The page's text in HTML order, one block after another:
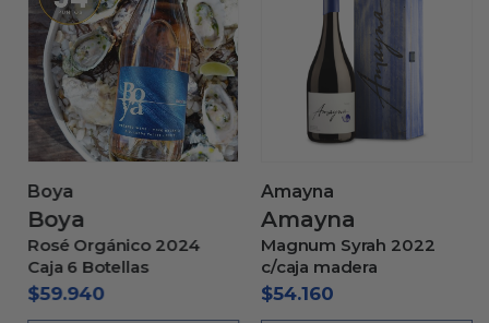
Boya
Boya
Rosé Orgánico 2024
Caja 6 Botellas
$59.940
Amayna
Amayna
Magnum Syrah 2022
c/caja madera
$54.160